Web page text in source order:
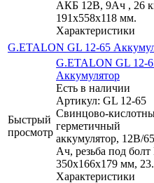
АКБ 12В, 9Ач , 26
191х558х118 мм.
Характеристики
G.ETALON GL 12-65
Быстрый
просмотр
G.ETALON GL 12-
Аккумулятор
Есть в наличии
Артикул: GL 12-65
Свинцово-
герметичный
аккумулятор, 12В/65
Ач, резьба под
350х166х179 мм,
Характеристики